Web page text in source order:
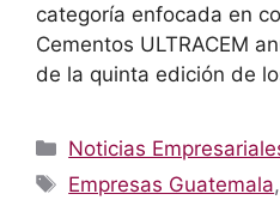
categoría enfocada en
Cementos ULTRACEM
de la quinta edición de
Categorías
Noticias
Etiquetas
Empresas Guatemala,